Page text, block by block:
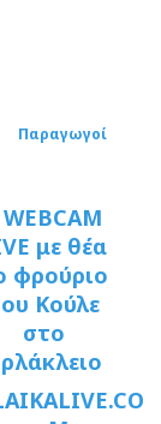
Παραγωγοί